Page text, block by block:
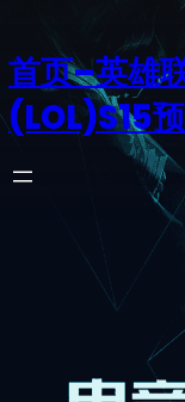
首页–英雄
(LOL)S15